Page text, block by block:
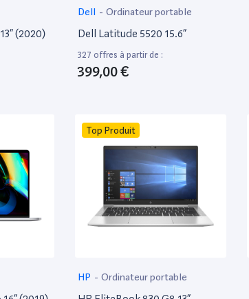
(2020)
Dell - Ordinateur portable
Dell Latitude 5520 15.6”
327 offres à partir de :
399,00 €
Top Produit
HP - Ordinateur portable